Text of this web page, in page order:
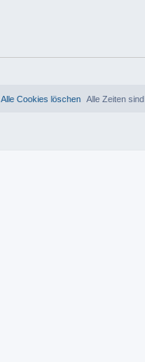
t
Alle Zeiten sind
Alle Cookies löschen